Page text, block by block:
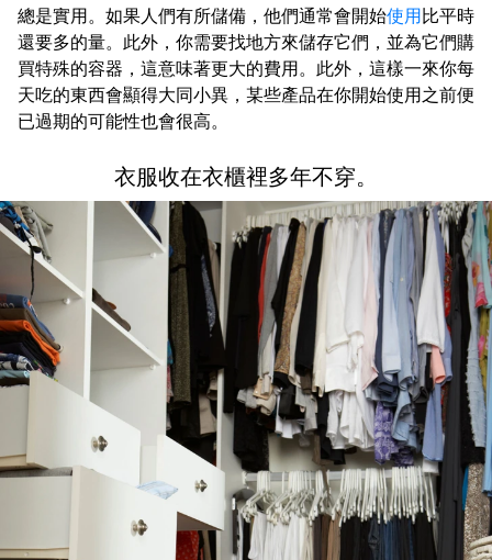
總是實用。如果人們有所儲備，他們通常會開始使用 比平時
還要多的量。此外，你需要找地方來儲存它們，並為它們購
買特殊的容器，這意味著更大的費用。此外，這樣一來你每
天吃的東西會顯得大同小異，某些產品在你開始使用之前便
已過期的可能性也會很高。
衣服收在衣櫃裡多年不穿。